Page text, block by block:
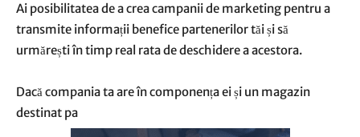
Ai posibilitatea de a crea campanii de marketing pentru a
transmite informații benefice partenerilor tăi și să
urmărești în timp real rata de deschidere a acestora.
Dacă compania ta are în componența ei și un magazin
destinat pa